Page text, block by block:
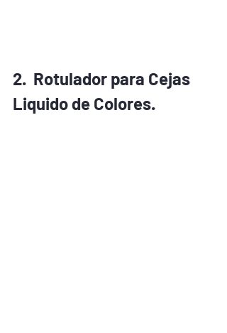
2.  Rotulador para Cejas
Liquido de Colores.